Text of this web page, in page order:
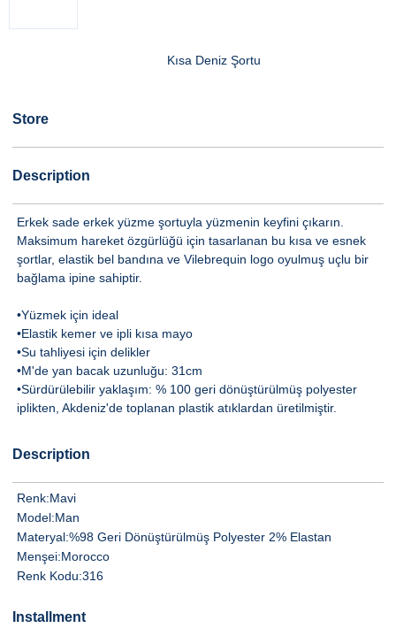
Kısa Deniz Şortu
Store
Description
Erkek sade erkek yüzme şortuyla yüzmenin keyfini çıkarın.
Maksimum hareket özgürlüğü için tasarlanan bu kısa ve esnek
şortlar, elastik bel bandına ve Vilebrequin logo oyulmuş uçlu bir
bağlama ipine sahiptir.
•Yüzmek için ideal
•Elastik kemer ve ipli kısa mayo
•Su tahliyesi için delikler
•M'de yan bacak uzunluğu: 31cm
•Sürdürülebilir yaklaşım: % 100 geri dönüştürülmüş polyester
iplikten, Akdeniz'de toplanan plastik atıklardan üretilmiştir.
Description
Renk:Mavi
Model:Man
Materyal:%98 Geri Dönüştürülmüş Polyester 2% Elastan
Menşei:Morocco
Renk Kodu:316
Installment